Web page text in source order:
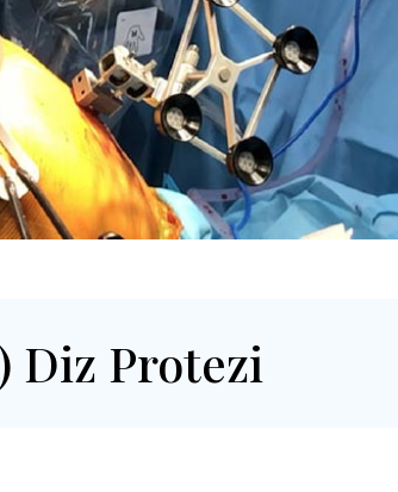
Diz Protezi